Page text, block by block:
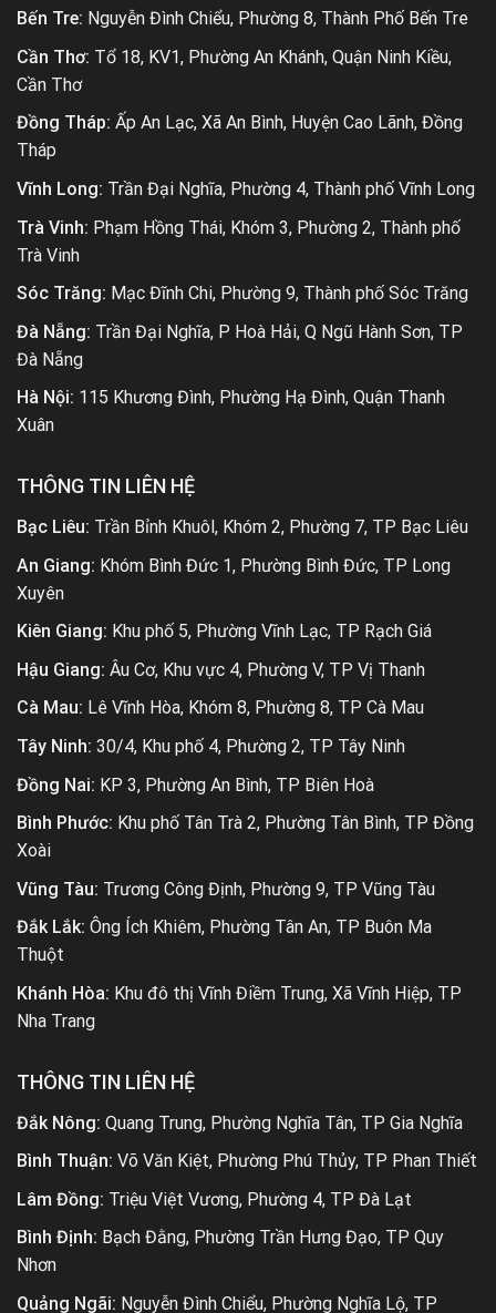
Bến Tre: Nguyễn Đình Chiểu, Phường 8, Thành Phố Bến Tre
Cần Thơ: Tổ 18, KV1, Phường An Khánh, Quận Ninh Kiều,
Cần Thơ
Đồng Tháp: Ấp An Lạc, Xã An Bình, Huyện Cao Lãnh, Đồng
Tháp
Vĩnh Long: Trần Đại Nghĩa, Phường 4, Thành phố Vĩnh Long
Trà Vinh: Phạm Hồng Thái, Khóm 3, Phường 2, Thành phố
Trà Vinh
Sóc Trăng: Mạc Đĩnh Chi, Phường 9, Thành phố Sóc Trăng
Đà Nẵng: Trần Đại Nghĩa, P Hoà Hải, Q Ngũ Hành Sơn, TP
Đà Nẵng
Hà Nội: 115 Khương Đình, Phường Hạ Đình, Quận Thanh
Xuân
THÔNG TIN LIÊN HỆ
Bạc Liêu: Trần Bỉnh Khuôl, Khóm 2, Phường 7, TP Bạc Liêu
An Giang: Khóm Bình Đức 1, Phường Bình Đức, TP Long
Xuyên
Kiên Giang: Khu phố 5, Phường Vĩnh Lạc, TP Rạch Giá
Hậu Giang: Âu Cơ, Khu vực 4, Phường V, TP Vị Thanh
Cà Mau: Lê Vĩnh Hòa, Khóm 8, Phường 8, TP Cà Mau
Tây Ninh: 30/4, Khu phố 4, Phường 2, TP Tây Ninh
Đồng Nai: KP 3, Phường An Bình, TP Biên Hoà
Bình Phước: Khu phố Tân Trà 2, Phường Tân Bình, TP Đồng
Xoài
Vũng Tàu: Trương Công Định, Phường 9, TP Vũng Tàu
Đắk Lắk: Ông Ích Khiêm, Phường Tân An, TP Buôn Ma
Thuột
Khánh Hòa: Khu đô thị Vĩnh Điềm Trung, Xã Vĩnh Hiệp, TP
Nha Trang
THÔNG TIN LIÊN HỆ
Đắk Nông: Quang Trung, Phường Nghĩa Tân, TP Gia Nghĩa
Bình Thuận: Võ Văn Kiệt, Phường Phú Thủy, TP Phan Thiết
Lâm Đồng: Triệu Việt Vương, Phường 4, TP Đà Lạt
Bình Định: Bạch Đằng, Phường Trần Hưng Đạo, TP Quy
Nhơn
Quảng Ngãi: Nguyễn Đình Chiểu, Phường Nghĩa Lộ, TP